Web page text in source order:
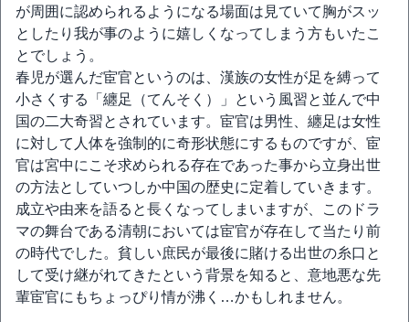
が周囲に認められるようになる場面は見ていて胸がスッ
としたり我が事のように嬉しくなってしまう方もいたこ
とでしょう。
春児が選んだ宦官というのは、漢族の女性が足を縛って
小さくする「纏足（てんそく）」という風習と並んで中
国の二大奇習とされています。宦官は男性、纏足は女性
に対して人体を強制的に奇形状態にするものですが、宦
官は宮中にこそ求められる存在であった事から立身出世
の方法としていつしか中国の歴史に定着していきます。
成立や由来を語ると長くなってしまいますが、このドラ
マの舞台である清朝においては宦官が存在して当たり前
の時代でした。貧しい庶民が最後に賭ける出世の糸口と
して受け継がれてきたという背景を知ると、意地悪な先
輩宦官にもちょっぴり情が沸く…かもしれません。